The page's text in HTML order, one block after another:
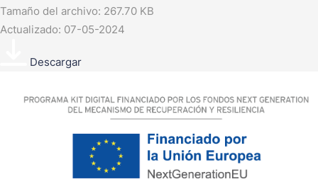
Tamaño del archivo: 267.70 KB
Actualizado: 07-05-2024
Descargar